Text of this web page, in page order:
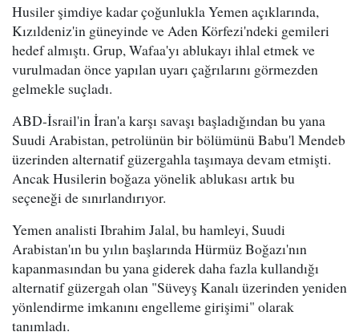
Husiler şimdiye kadar çoğunlukla Yemen açıklarında,
Kızıldeniz'in güneyinde ve Aden Körfezi'ndeki gemileri
hedef almıştı. Grup, Wafaa'yı ablukayı ihlal etmek ve
vurulmadan önce yapılan uyarı çağrılarını görmezden
gelmekle suçladı.
ABD-İsrail'in İran'a karşı savaşı başladığından bu yana
Suudi Arabistan, petrolünün bir bölümünü Babu'l Mendeb
üzerinden alternatif güzergahla taşımaya devam etmişti.
Ancak Husilerin boğaza yönelik ablukası artık bu
seçeneği de sınırlandırıyor.
Yemen analisti Ibrahim Jalal, bu hamleyi, Suudi
Arabistan'ın bu yılın başlarında Hürmüz Boğazı'nın
kapanmasından bu yana giderek daha fazla kullandığı
alternatif güzergah olan "Süveyş Kanalı üzerinden yeniden
yönlendirme imkanını engelleme girişimi" olarak
tanımladı.